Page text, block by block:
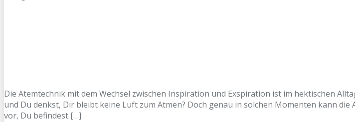
Die Atemtechnik mit dem Wechsel zwischen Inspiration und Exspiration ist im hektischen
und Du denkst, Dir bleibt keine Luft zum Atmen? Doch genau in solchen Momenten kann
vor, Du befindest […]